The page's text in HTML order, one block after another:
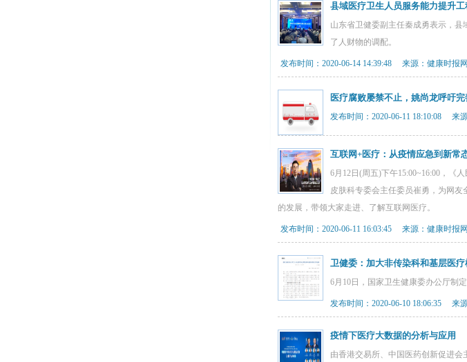
县域医疗卫生人员服务能力提升
山东省卫健委副主任秦成勇表示，
了人财物的调配。
发布时间：2020-06-14 14:39:48 来源：健康时报网
医疗腐败屡禁不止，姚尚龙呼吁完
发布时间：2020-06-11 18:10:08 来
互联网+医疗：从疫情应急到新常
6月12日(周五)下午15:00~16:00，《
皮肤科专委会主任委员崔勇，为网
的发展，带领大家走进、了解互联网医疗。
发布时间：2020-06-11 16:03:45 来源：健康时报网
卫健委：加大非传染科和基层医
6月10日，国家卫生健康委办公厅制
发布时间：2020-06-10 18:06:35 来
疫情下医疗大数据的分析与应用
由香港交易所、中国医药创新促进